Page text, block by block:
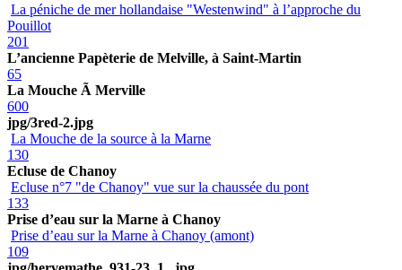
La péniche de mer hollandaise "Westenwind" à l’approche du
Pouillot
201
L’ancienne Papèterie de Melville, à Saint-Martin
65
La Mouche Ã Merville
600
jpg/3red-2.jpg
La Mouche de la source à la Marne
130
Ecluse de Chanoy
Ecluse n°7 "de Chanoy" vue sur la chaussée du pont
133
Prise d’eau sur la Marne à Chanoy
Prise d’eau sur la Marne à Chanoy (amont)
109